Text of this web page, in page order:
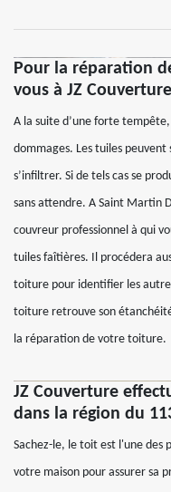
Pour la réparation
vous à JZ
A la suite d’une forte
dommages. Les tuiles peuvent
s’infiltrer. Si de tels cas se
sans attendre. A Saint Martin
couvreur professionnel à qui
tuiles faîtières. Il procédera
toiture pour identifier les
toiture retrouve son
la réparation de votre toiture.
JZ Couverture
dans la région du
Sachez-le, le toit est l'une des
votre maison pour assurer sa